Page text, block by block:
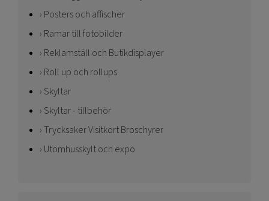
Posters och affischer
Ramar till fotobilder
Reklamställ och Butikdisplayer
Roll up och rollups
Skyltar
Skyltar - tillbehör
Trycksaker Visitkort Broschyrer
Utomhusskylt och expo